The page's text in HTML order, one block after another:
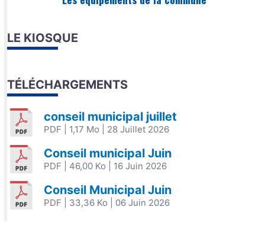
LE KIOSQUE
TÉLÉCHARGEMENTS
conseil municipal juillet
PDF | 1,17 Mo | 28 Juillet 2026
Conseil municipal Juin
PDF | 46,00 Ko | 16 Juin 2026
Conseil Municipal Juin
PDF | 33,36 Ko | 06 Juin 2026